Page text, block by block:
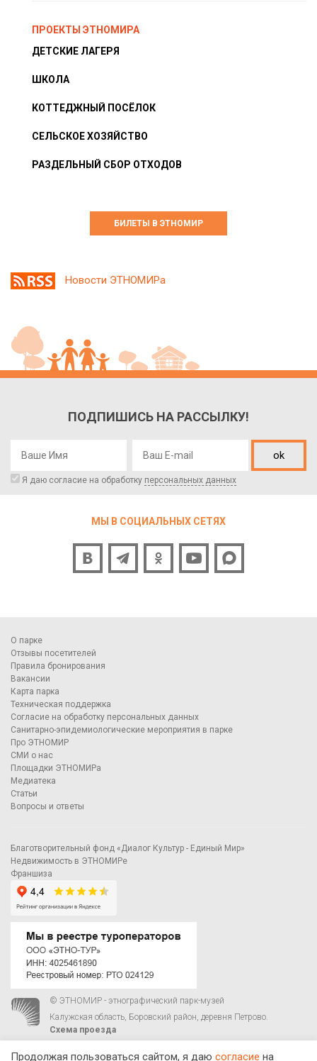
ПРОЕКТЫ ЭТНОМИРА
ДЕТСКИЕ ЛАГЕРЯ
ШКОЛА
КОТТЕДЖНЫЙ ПОСЁЛОК
СЕЛЬСКОЕ ХОЗЯЙСТВО
РАЗДЕЛЬНЫЙ СБОР ОТХОДОВ
БИЛЕТЫ В ЭТНОМИР
Новости ЭТНОМИРа
ПОДПИШИСЬ НА РАССЫЛКУ!
ok
Я даю согласие на обработку персональных данных
МЫ В СОЦИАЛЬНЫХ СЕТЯХ
О парке
Отзывы посетителей
Правила бронирования
Вакансии
Карта парка
Техническая поддержка
Согласие на обработку персональных данных
Санитарно-эпидемиологические мероприятия в парке
Про ЭТНОМИР
СМИ о нас
Площадки ЭТНОМИРа
Медиатека
Статьи
Вопросы и ответы
Благотворительный фонд «Диалог Культур - Единый Мир»
Недвижимость в ЭТНОМИРе
Франшиза
© ЭТНОМИР - этнографический парк-музей
Калужская область, Боровский район, деревня Петрово.
Схема проезда
Продолжая пользоваться сайтом, я даю согласие на